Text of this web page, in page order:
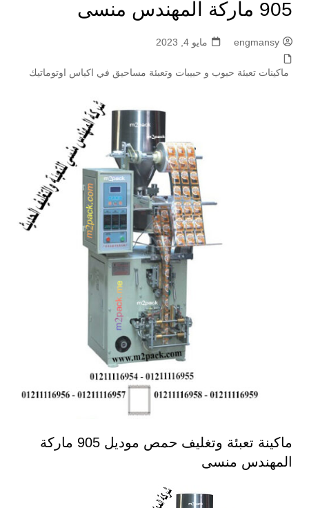
905 ماركة المهندس منسى
engmansy مايو 4, 2023
ماكينات تعبئة حبوب و حبيبات وتعبئة مساحيق في اكياس اوتوماتيك
ماكينة تعبئة وتغليف حمص موديل 905 ماركة
المهندس منسى